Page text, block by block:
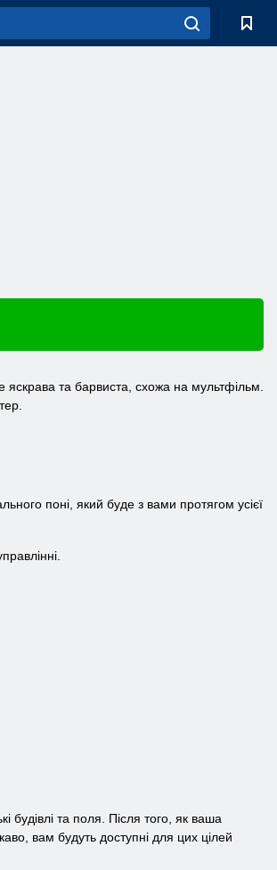
та барвиста, схожа на мультфільм.
поні, який буде з вами протягом усієї
будівлі та поля. Після того, як ваша
вам будуть доступні для цих цілей